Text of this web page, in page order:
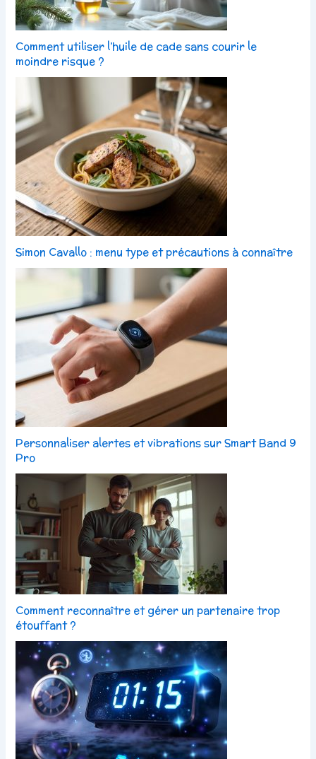
Comment utiliser l’huile de cade sans courir le
moindre risque ?
Simon Cavallo : menu type et précautions à connaître
Personnaliser alertes et vibrations sur Smart Band 9
Pro
Comment reconnaître et gérer un partenaire trop
étouffant ?